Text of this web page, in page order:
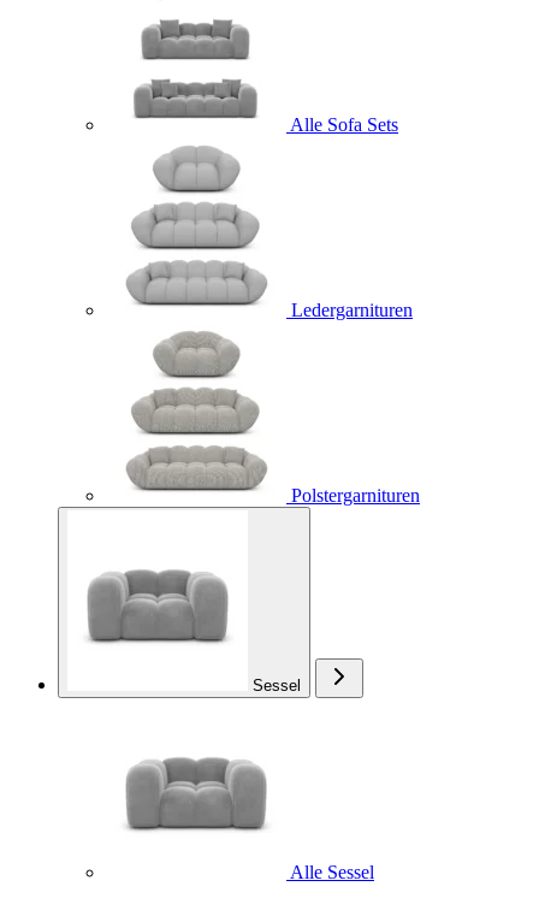
Alle Sofa Sets
Ledergarnituren
Polstergarnituren
Sessel
Alle Sessel